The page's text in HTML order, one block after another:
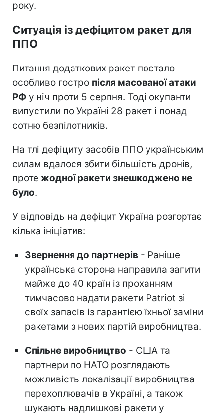
року.
Ситуація із дефіцитом ракет для
ППО
Питання додаткових ракет постало
особливо гостро після масованої атаки
РФ у ніч проти 5 серпня. Тоді окупанти
випустили по Україні 28 ракет і понад
сотню безпілотників.
На тлі дефіциту засобів ППО українським
силам вдалося збити більшість дронів,
проте жодної ракети знешкоджено не
було.
У відповідь на дефіцит Україна розгортає
кілька ініціатив:
Звернення до партнерів - Раніше
українська сторона направила запити
майже до 40 країн із проханням
тимчасово надати ракети Patriot зі
своїх запасів із гарантією їхньої заміни
ракетами з нових партій виробництва.
Спільне виробництво - США та
партнери по НАТО розглядають
можливість локалізації виробництва
перехоплювачів в Україні, а також
шукають надлишкові ракети у